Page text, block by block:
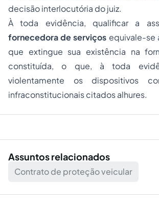
decisão interlocutória do juiz.
À toda evidência, qualificar a
fornecedora de serviços equivale-se
que extingue sua existência na
constituída, o que, à toda
violentamente os dispositivos
infraconstitucionais citados alhures.
Assuntos relacionados
Contrato de proteção veicular